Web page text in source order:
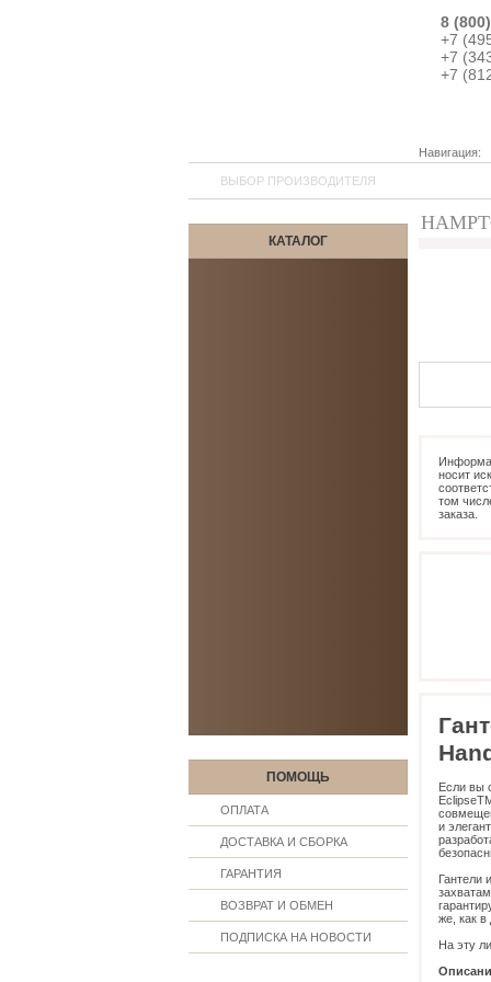
8
+7
+7
+7
Навигация:
ВЫБОР ПРОИЗВОДИТЕЛЯ
КАТАЛОГ
ПОМОЩЬ
ОПЛАТА
ДОСТАВКА И СБОРКА
ГАРАНТИЯ
ВОЗВРАТ И ОБМЕН
ПОДПИСКА НА НОВОСТИ
носит
том
заказа.
Если вы
и
Гантели
же, как в
На эту